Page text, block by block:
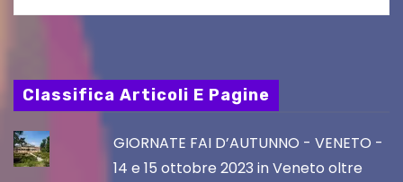
Classifica Articoli E Pagine
GIORNATE FAI D’AUTUNNO - VENETO -
14 e 15 ottobre 2023 in Veneto oltre